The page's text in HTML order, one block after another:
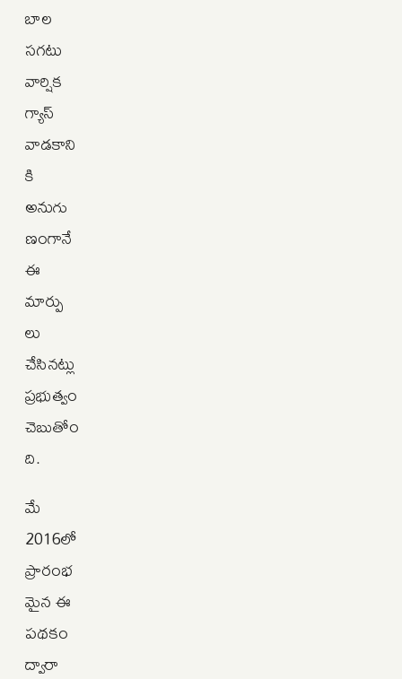
బాల
సగటు
వార్షిక
గ్యాస్
వాడకాని
కి
అనుగు
ణంగానే
ఈ
మార్పు
లు
చేసినట్లు
ప్రభుత్వం
చెబుతోం
ది.
మే
2016లో
ప్రారంభ
మైన ఈ
పథకం
ద్వారా